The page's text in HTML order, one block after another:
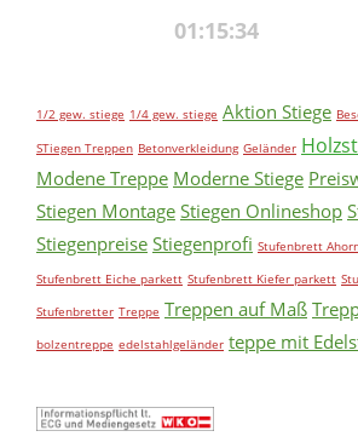
1/2 gew. stiege 1/4 gew. stiege Aktion Stiege
STiegen Treppen Betonverkleidung Geländer
Modene Treppe Moderne Stiege
Stiegen Montage Stiegen Onlineshop
Stiegenpreise Stiegenprofi Stufenbrett
Stufenbrett Eiche parkett Stufenbrett Kiefer parkett
Stufenbretter Treppe Treppen auf Maß
bolzentreppe edelstahlgeländer teppe mit